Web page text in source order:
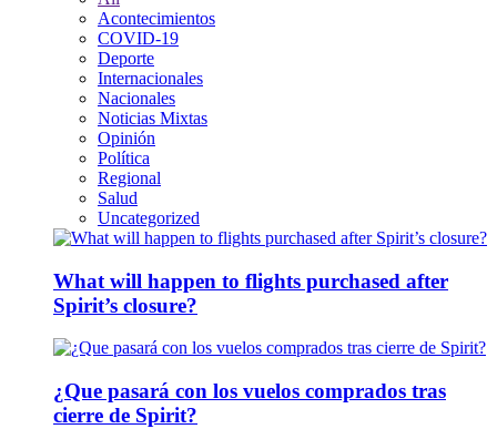
Acontecimientos
COVID-19
Deporte
Internacionales
Nacionales
Noticias Mixtas
Opinión
Política
Regional
Salud
Uncategorized
What will happen to flights purchased after
Spirit’s closure?
¿Que pasará con los vuelos comprados tras
cierre de Spirit?